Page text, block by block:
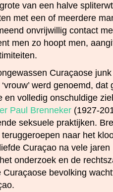
van een halve
met een of meerdere
onvrijwillig contact
men zo hoopt men,
Curaçaose
werd genoemd,
en volledig onschuldige
Paul Brenneker (1927-
seksuele praktijken.
naar het
Curaçao na vele
onderzoek en de
bevolking